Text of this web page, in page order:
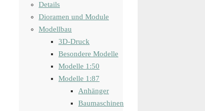
Details
Dioramen und Module
Modellbau
3D-Druck
Besondere Modelle
Modelle 1:50
Modelle 1:87
Anhänger
Baumaschinen